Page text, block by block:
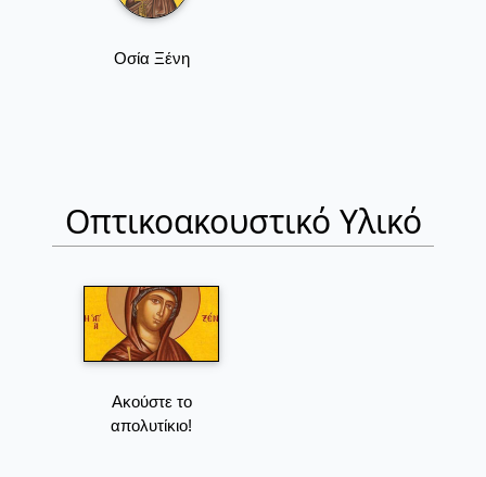
Οσία Ξένη
Οπτικοακουστικό Υλικό
Ακούστε το
απολυτίκιο!